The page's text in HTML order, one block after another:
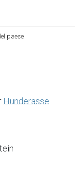
paese
Hunderasse